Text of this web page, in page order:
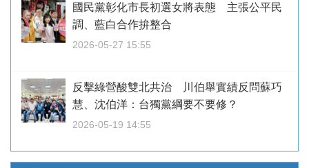
國民黨彰化市長初選女將表態 主張公平民
調、藍白合作拚整合
2026-05-27 15:55
反擊綠營酸雙北共治 川伯舉實績反問蘇巧
慧、沈伯洋：台獨黨綱要不要修？
2026-05-19 14:55